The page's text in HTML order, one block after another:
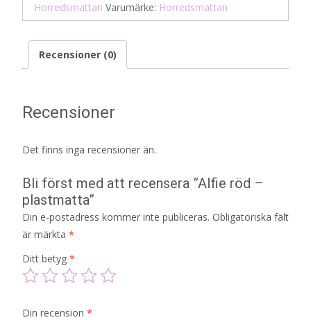
Horredsmattan Varumärke: Horredsmattan
Recensioner (0)
Recensioner
Det finns inga recensioner än.
Bli först med att recensera ”Alfie röd –
plastmatta”
Din e-postadress kommer inte publiceras. Obligatoriska fält
är märkta *
Ditt betyg *
Din recension *